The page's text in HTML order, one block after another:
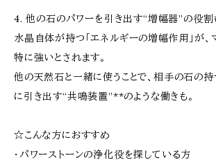
4. 他の石のパワーを引き出す“増幅器”の役割
水晶自体が持つ「エネルギーの増幅作用」が
特に強いとされます。
他の天然石と一緒に使うことで、相手の石の
に引き出す“共鳴装置”**のような働きも。
☆こんな方におすすめ
・パワーストーンの浄化役を探している方